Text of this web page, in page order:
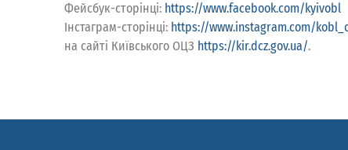
Фейсбук-сторінці: https://www.facebook.com/kyivobl
Інстаграм-сторінці: https://www.instagram.com/
на сайті Київського ОЦЗ https://kir.dcz.gov.ua/.